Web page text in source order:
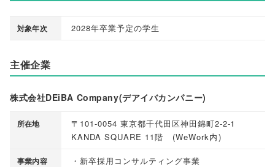
対象年次 2028年卒業予定の学生
主催企業
株式会社DEiBA Company(デアイバカンパニー)
所在地
〒101-0054 東京都千代田区神田錦町2-2-1
KANDA SQUARE 11階
(WeWork内)
事業内容
・新卒採用コンサルティング事業